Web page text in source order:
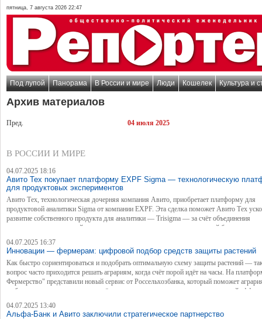
пятница, 7 августа 2026 22:47
Под лупой Панорама В России и мире Люди Кошелек Культура и
Архив материалов
Пред. 04 июля 2025
В РОССИИ И МИРЕ
04.07.2025 18:16
Авито Тех покупает платформу EXPF Sigma — технологическую
для продуктовых экспериментов
Авито Тех, технологическая дочерняя компания Авито, приобретает платформу для
продуктовой аналитики Sigma от компании EXPF. Эта сделка поможет Авито Тех
развитие собственного продукта для аналитики — Trisigma — за счёт объединения
технологических решений, экспертизы команд и расширения клиентской базы.
04.07.2025 16:37
Инновации — фермерам: цифровой подбор средств защиты растений
Как быстро сориентироваться и подобрать оптимальную схему защиты растений —
вопрос часто приходится решать аграриям, когда счёт порой идёт на часы. На
Фермерство" представили новый сервис от Россельхозбанка, который поможет
выбирать схемы и препараты с учётом культуры, типа угрозы и экономической
04.07.2025 13:40
Альфа-Банк и Авито заключили стратегическое партнерство